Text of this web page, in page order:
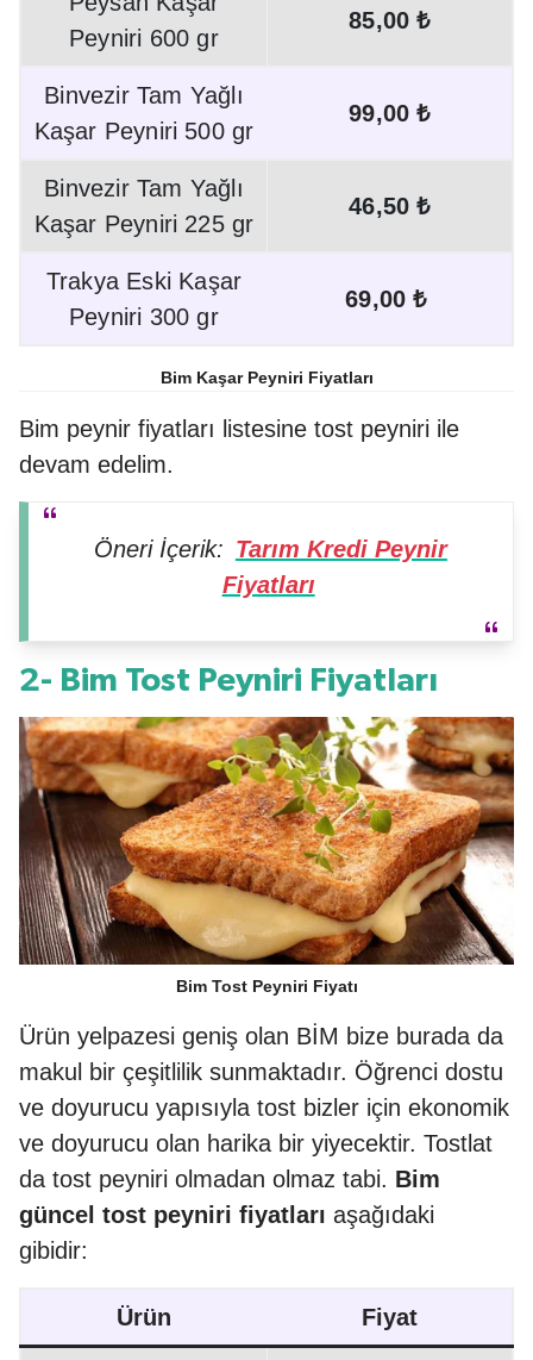
Peyniri 600 gr
85,00 ₺
Binvezir Tam Yağlı
Kaşar Peyniri 500 gr
99,00 ₺
Binvezir Tam Yağlı
Kaşar Peyniri 225 gr
46,50 ₺
Trakya Eski Kaşar
Peyniri 300 gr
69,00 ₺
Bim Kaşar Peyniri Fiyatları
Bim peynir fiyatları listesine tost peyniri ile
devam edelim.
Öneri İçerik: Tarım Kredi Peynir
Fiyatları
2- Bim Tost Peyniri Fiyatları
Bim Tost Peyniri Fiyatı
Ürün yelpazesi geniş olan BİM bize burada da
makul bir çeşitlilik sunmaktadır. Öğrenci dostu
ve doyurucu yapısıyla tost bizler için ekonomik
ve doyurucu olan harika bir yiyecektir. Tostlat
da tost peyniri olmadan olmaz tabi. Bim
güncel tost peyniri fiyatları aşağıdaki
gibidir:
Ürün Fiyat